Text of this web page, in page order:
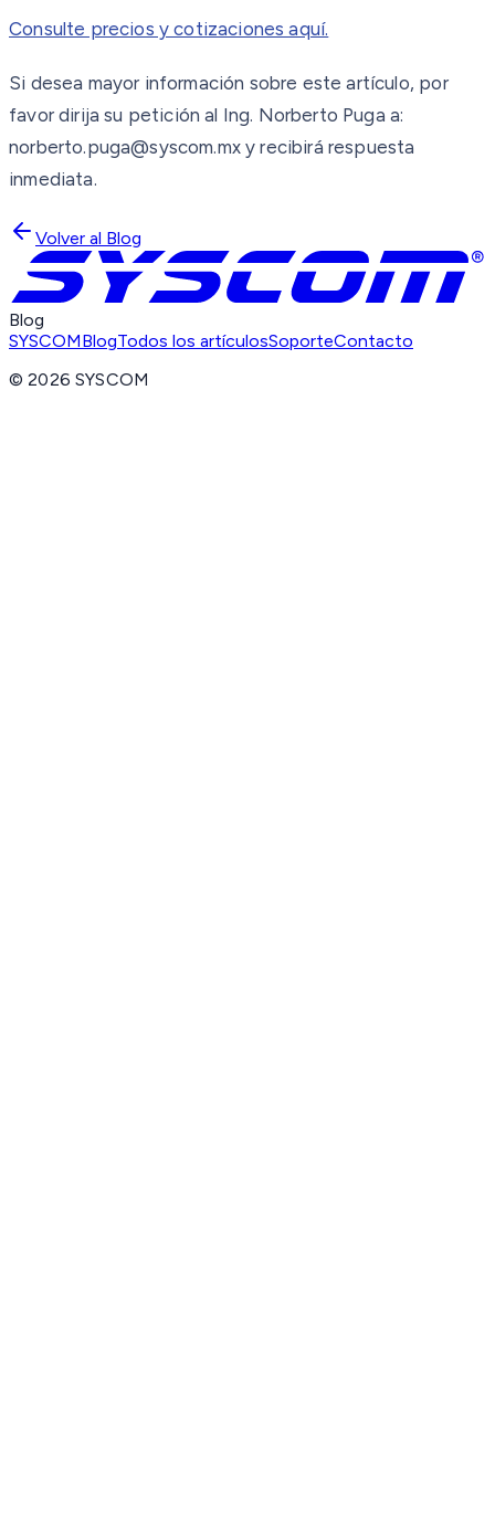
Consulte precios y cotizaciones aquí.
Si desea mayor información sobre este artículo, por
favor dirija su petición al Ing. Norberto Puga a:
norberto.puga@syscom.mx y recibirá respuesta
inmediata.
Volver al Blog
Blog
SYSCOMBlogTodos los artículosSoporteContacto
©2026 SYSCOM